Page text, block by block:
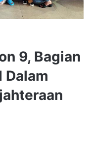
9, Bagian
Dalam